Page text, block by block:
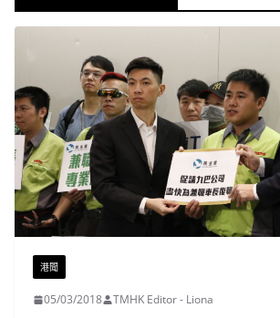
港聞
05/03/2018 TMHK Editor - Liona